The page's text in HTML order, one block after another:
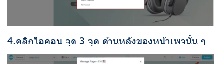
4.คลิกไอคอน จุด 3 จุด ด้านหลังของหน้าเพจนั้น ๆ